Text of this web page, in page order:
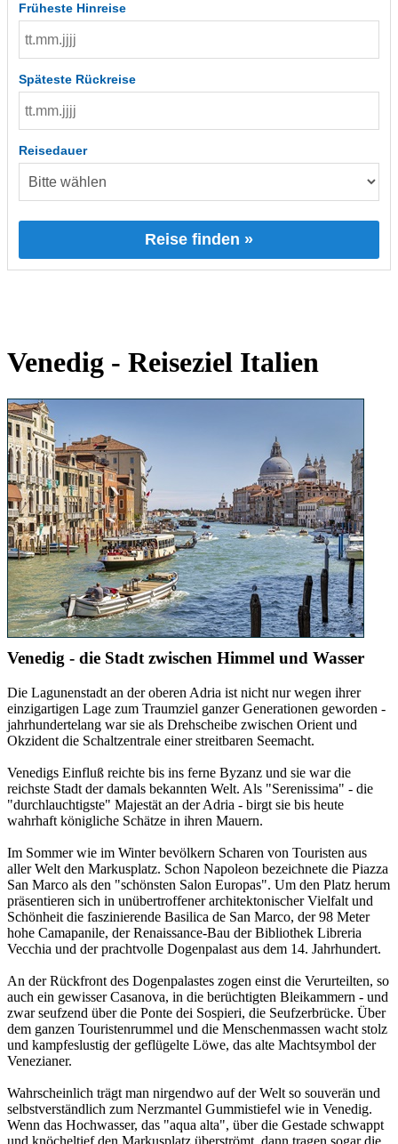
Früheste Hinreise
Späteste Rückreise
Reisedauer
Reise finden »
Venedig - Reiseziel Italien
Venedig - die Stadt zwischen Himmel und Wasser
Die Lagunenstadt an der oberen Adria ist nicht nur wegen ihrer
einzigartigen Lage zum Traumziel ganzer Generationen geworden -
jahrhundertelang war sie als Drehscheibe zwischen Orient und
Okzident die Schaltzentrale einer streitbaren Seemacht.
Venedigs Einfluß reichte bis ins ferne Byzanz und sie war die
reichste Stadt der damals bekannten Welt. Als "Serenissima" - die
"durchlauchtigste" Majestät an der Adria - birgt sie bis heute
wahrhaft königliche Schätze in ihren Mauern.
Im Sommer wie im Winter bevölkern Scharen von Touristen aus
aller Welt den Markusplatz. Schon Napoleon bezeichnete die Piazza
San Marco als den "schönsten Salon Europas". Um den Platz herum
präsentieren sich in unübertroffener architektonischer Vielfalt und
Schönheit die faszinierende Basilica de San Marco, der 98 Meter
hohe Camapanile, der Renaissance-Bau der Bibliothek Libreria
Vecchia und der prachtvolle Dogenpalast aus dem 14. Jahrhundert.
An der Rückfront des Dogenpalastes zogen einst die Verurteilten, so
auch ein gewisser Casanova, in die berüchtigten Bleikammern - und
zwar seufzend über die Ponte dei Sospieri, die Seufzerbrücke. Über
dem ganzen Touristenrummel und die Menschenmassen wacht stolz
und kampfeslustig der geflügelte Löwe, das alte Machtsymbol der
Venezianer.
Wahrscheinlich trägt man nirgendwo auf der Welt so souverän und
selbstverständlich zum Nerzmantel Gummistiefel wie in Venedig.
Wenn das Hochwasser, das "aqua alta", über die Gestade schwappt
und knöcheltief den Markusplatz überströmt, dann tragen sogar die